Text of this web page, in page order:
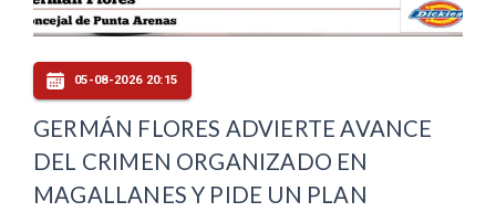
05-08-2026 20:15
GERMÁN FLORES ADVIERTE AVANCE
DEL CRIMEN ORGANIZADO EN
MAGALLANES Y PIDE UN PLAN